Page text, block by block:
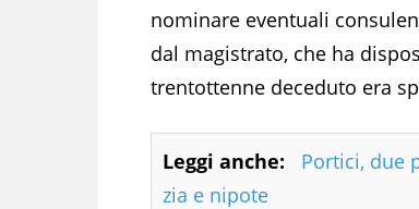
nominare eventuali
dal magistrato, che ha
trentottenne deceduto era
Leggi anche:
Portici, due
zia e nipote